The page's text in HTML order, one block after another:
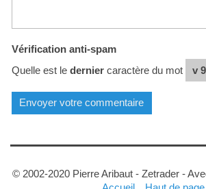
Vérification anti-spam
Quelle est le derniercaractère du mot
© 2002-2020 Pierre Aribaut - Zetrader -